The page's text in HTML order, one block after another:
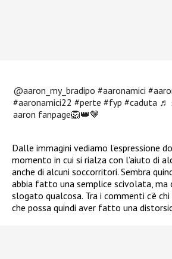
@aaron_my_bradipo #aaronamici
#aaronamici22 #perte #fyp #caduta ♬
aaron fanpage🦁👑🤎
Dalle immagini vediamo l’espressione
momento in cui si rialza con l’aiuto di
anche di alcuni soccorritori. Sembra
abbia fatto una semplice scivolata, ma
slogato qualcosa. Tra i commenti c’è
che possa quindi aver fatto una